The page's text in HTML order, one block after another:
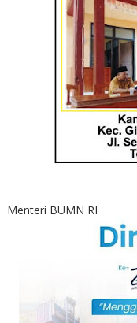
Menteri BUMN RI